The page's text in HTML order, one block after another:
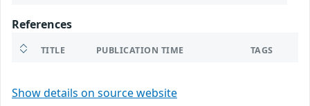
References
TITLE PUBLICATION TIME TAGS
Show details on source website